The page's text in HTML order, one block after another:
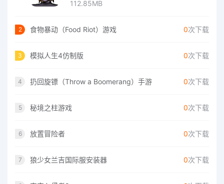
112.85MB
2 食物暴动（Food Riot）游戏 0次下载
3 模拟人生4仿制版 0次下载
4 扔回旋镖（Throw a Boomerang）手游 0次下载
5 秘境之柱游戏 0次下载
6 放置冒险者 0次下载
7 狼少女兰吉国际服安装器 0次下载